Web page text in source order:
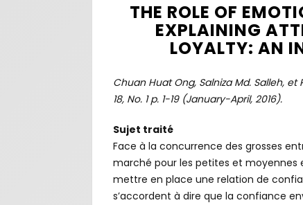
THE ROLE OF
EXPLAINING
LOYALTY: AN
Chuan Huat Ong, Salniza Md. Salleh,
18, No. 1 p. 1-19 (January-April, 2016).
Sujet traité
Face à la concurrence des grosses
marché pour les petites et moyennes
mettre en place une relation de
s’accordent à dire que la confiance